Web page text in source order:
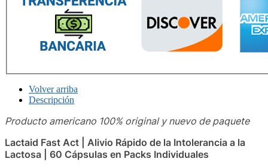
Volver arriba
Descripción
Producto americano 100% original y nuevo de paquete
Lactaid Fast Act | Alivio Rápido de la Intolerancia a la
Lactosa | 60 Cápsulas en Packs Individuales